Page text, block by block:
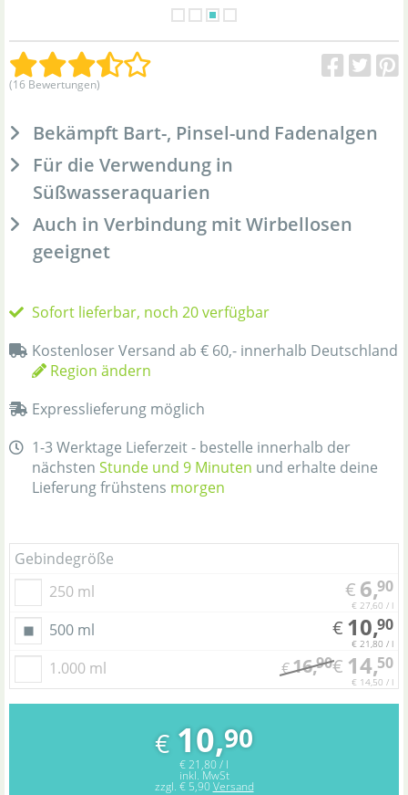
(16 Bewertungen)
Bekämpft Bart-, Pinsel-und Fadenalgen
Für die Verwendung in
Süßwasseraquarien
Auch in Verbindung mit Wirbellosen
geeignet
Sofort lieferbar, noch 20 verfügbar
Kostenloser Versand ab € 60,- innerhalb Deutschland
Region ändern
Expresslieferung möglich
1-3 Werktage Lieferzeit - bestelle innerhalb der
nächsten Stunde und 9 Minuten und erhalte deine
Lieferung frühstens morgen
Gebindegröße
250 ml
€ 6,90
€ 27,60 / l
500 ml € 10,90
€ 21,80 / l
1.000 ml €16,90€ 14,50
€ 14,50 / l
€ 10,90
€ 21,80 / l
inkl. MwSt
zzgl. € 5,90 Versand